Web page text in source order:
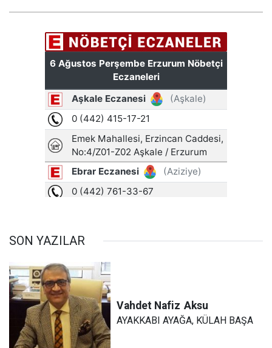
SON YAZILAR
Vahdet Nafiz Aksu
AYAKKABI AYAĞA, KÜLAH BAŞA